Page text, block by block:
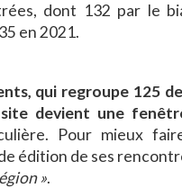
dont 132 par le
en 2021.
qui regroupe 125
site devient une
Pour mieux
édition de ses
».